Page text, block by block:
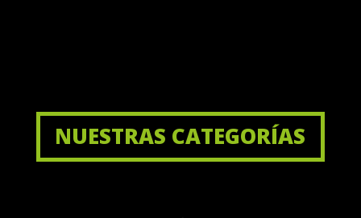
NUESTRAS CATEGORÍAS